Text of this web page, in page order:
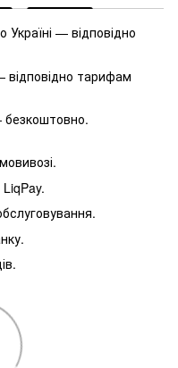
— відповідно
тарифам
безкоштовно.